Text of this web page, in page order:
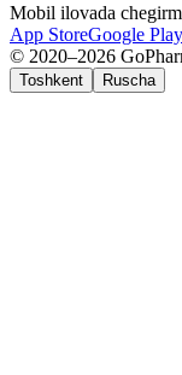
Mobil ilovada
App StoreGoogle Play
© 2020–2026
Toshkent Ruscha